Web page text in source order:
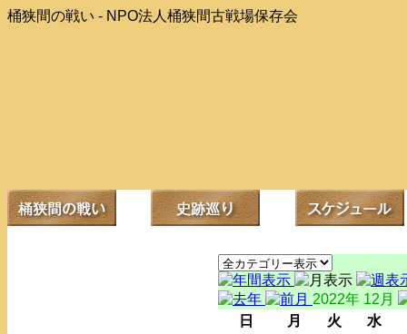
桶狭間の戦い - NPO法人桶狭間古戦場保存会
2022年 12月
日
月 火
水